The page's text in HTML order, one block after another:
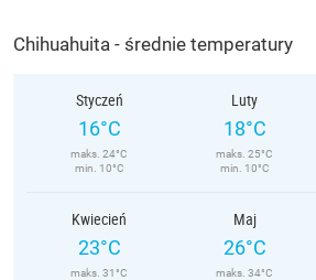
Chihuahuita - średnie temperatury
Styczeń
16°C
maks. 24°C
min. 10°C
Luty
18°C
maks. 25°C
min. 10°C
Kwiecień
23°C
maks. 31°C
Maj
26°C
maks. 34°C